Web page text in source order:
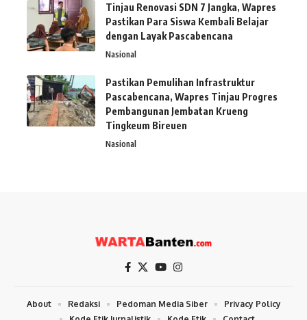
Tinjau Renovasi SDN 7 Jangka, Wapres
Pastikan Para Siswa Kembali Belajar
dengan Layak Pascabencana
Nasional
Pastikan Pemulihan Infrastruktur
Pascabencana, Wapres Tinjau Progres
Pembangunan Jembatan Krueng
Tingkeum Bireuen
Nasional
About Redaksi Pedoman Media Siber
Privacy Policy